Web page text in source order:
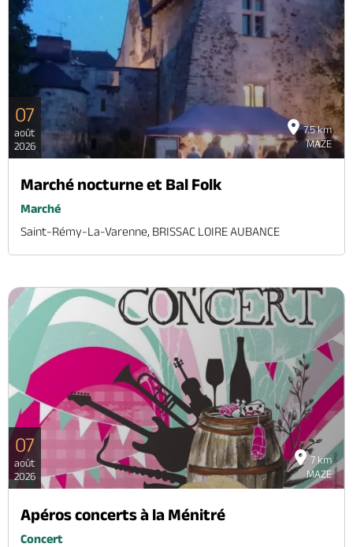
7.5 km
MAZE
07
août
2026
Marché nocturne et Bal Folk
Marché
Saint-Rémy-La-Varenne, BRISSAC LOIRE AUBANCE
7 km
MAZE
07
août
2026
Apéros concerts à la Ménitré
Concert